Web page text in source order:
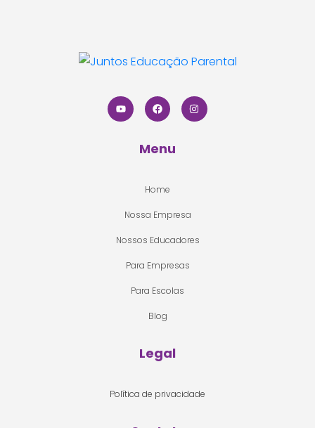
Menu
Home
Nossa Empresa
Nossos Educadores
Para Empresas
Para Escolas
Blog
Legal
Política de privacidade